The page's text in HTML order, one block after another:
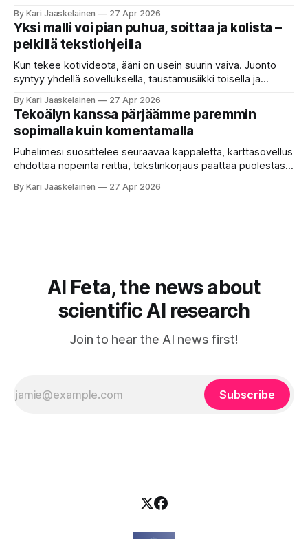
että kysyt työpaikan chat-robotilta: “Mitä viime kuun
kokouspäiväkirjassa päätettiin etätyöpäivistä?” Robotti
selaa arkistoja ja poimii sinulle pätkän, jossa toistellaan, mitä
etätyö tarkoittaa. Teksti on aiheeltaan lähellä kysymystä,
By Kari Jaaskelainen 27 Apr 2026
Yksi malli voi pian puhua, soittaa ja kolista –
pelkillä tekstiohjeilla
Kun tekee kotivideota, ääni on usein suurin vaiva. Juonto
syntyy yhdellä sovelluksella, taustamusiikki toisella ja
erilaisia komentoja, eikä mikään niistä oikein “puhu”
toistensa kanssa. Lopputulos on pienen palapelityön tulos.
Vuosia on ajateltu, että näin tämän kuuluukin mennä. Puhe
on sanoja ja lauseita – hyvin jäsenneltyä.
By Kari Jaaskelainen 27 Apr 2026
Tekoälyn kanssa pärjäämme paremmin
sopimalla kuin komentamalla
Puhelimesi suosittelee seuraavaa kappaletta, karttasovellus
ehdottaa nopeinta reittiä, tekstinkorjaus päättää puolestasi,
tottelee sinua sokeasti. Useammin huomaat itse
By Kari Jaaskelainen 27 Apr 2026
AI Feta, the news about
scientific AI research
Join to hear the AI news first!
Subscribe